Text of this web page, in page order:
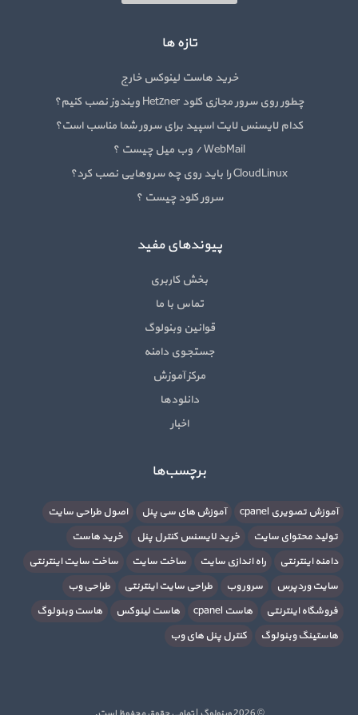
تازه ها
خرید هاست لینوکس خارج
چطور روی سرور مجازی کلود Hetzner ویندوز نصب کنیم؟
کدام لایسنس لایت اسپید برای سرور شما مناسب است؟
WebMail / وب میل چیست ؟
CloudLinux را باید روی چه سروهایی نصب کرد؟
سرور کلود چیست ؟
پیوندهای مفید
بخش کاربری
تماس با ما
قوانین وبنولوگ
جستجوی دامنه
مرکز آموزش
دانلودها
اخبار
برچسب‌ها
آموزش تصویری cpanel آموزش های سی پنل
اصول طراحی سایت
تولید محتوای سایت
خرید لایسنس کنترل پنل
خرید هاست
دامنه اینترنتی
راه اندازی سایت ساخت سایت
ساخت سایت اینترنتی
سایت وردپرس
سرور وب طراحی سایت اینترنتی
طراحی وب
فروشگاه اینترنتی
هاست cpanel هاست لینوکس
هاست وبنولوگ
هاستینگ وبنولوگ
کنترل پنل های وب